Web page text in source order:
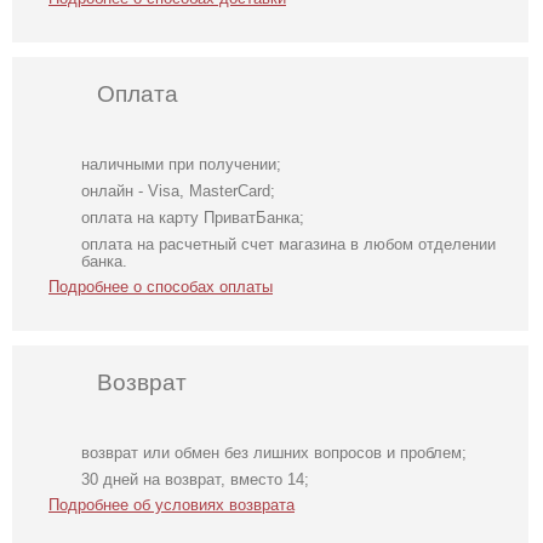
Оплата
наличными при получении;
онлайн - Visa, MasterCard;
оплата на карту ПриватБанка;
оплата на расчетный счет магазина в любом отделении
банка.
Подробнее о способах оплаты
Возврат
возврат или обмен без лишних вопросов и проблем;
30 дней на возврат, вместо 14;
Подробнее об условиях возврата
Молочное
атласное платье
миди с длинным
Светлое бежевое
платье на
короткий рукав